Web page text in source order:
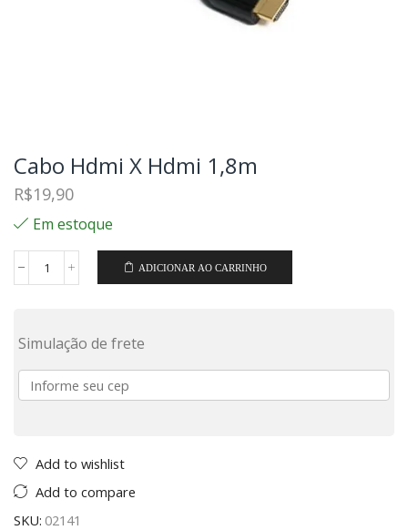
Cabo Hdmi X Hdmi 1,8m
R$19,90
Em estoque
ADICIONAR AO CARRINHO
Simulação de frete
Add to wishlist
Add to compare
SKU: 02141